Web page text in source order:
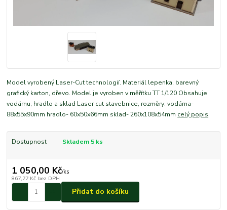
Model vyrobený Laser-Cut technologií. Materiál lepenka, barevný
grafický karton, dřevo. Model je vyroben v měřítku TT 1/120 Obsahuje
vodárnu, hradlo a sklad Laser cut stavebnice, rozměry: vodárna-
88x55x90mm hradlo- 60x50x66mm sklad- 260x108x54mm celý popis
Dostupnost Skladem 5 ks
1 050,00 Kč/ks
867,77 Kč bez DPH
Přidat do košíku